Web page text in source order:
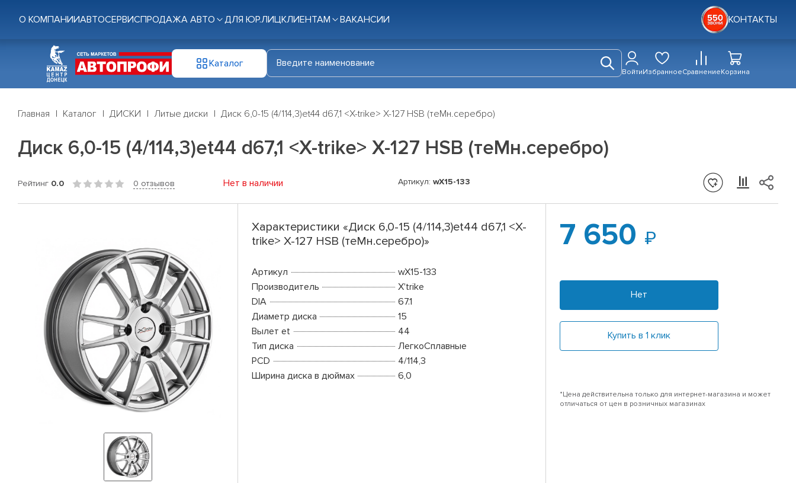
О КОМПАНИИАВТОСЕРВИСПРОДАЖА АВТО ДЛЯ ЮР.ЛИЦКЛИЕНТАМ ВАКАНСИИ КОНТАКТЫ
Каталог
ВойтиИзбранноеСравнениеКорзина
Главная Каталог ДИСКИ Литые диски Диск 6,0-15 (4/114,3)et44 d67,1 <X-trike> X-127 HSB (теMн.серебро)
Диск 6,0-15 (4/114,3)et44 d67,1 <X-trike> X-127 HSB (теMн.серебро)
Рейтинг 0.0 0 отзывов Нет в наличии Артикул: wX15-133
Характеристики «Диск 6,0-15 (4/114,3)et44 d67,1 <X-
trike> X-127 HSB (теMн.серебро)»
Артикул
wX15-133
Производитель
X'trike
DIA
67.1
Диаметр диска
15
Вылет et
44
Тип диска
ЛегкоСплавные
PCD
4/114,3
Ширина диска в дюймах
6,0
7 650
Нет
Купить в 1 клик
*Цена действительна только для интернет-магазина и может
отличаться от цен в розничных магазинах